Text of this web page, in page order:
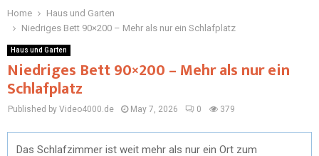
Home
Haus und Garten
Niedriges Bett 90×200 – Mehr als nur ein Schlafplatz
Haus und Garten
Niedriges Bett 90×200 – Mehr als nur ein
Schlafplatz
Published by Video4000.de May 7, 2026 0 379
Das Schlafzimmer ist weit mehr als nur ein Ort zum